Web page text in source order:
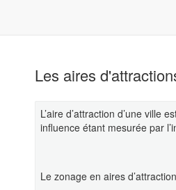
Les aires
L’aire d’attraction d’une ville
influence étant mesurée par
Le zonage en aires